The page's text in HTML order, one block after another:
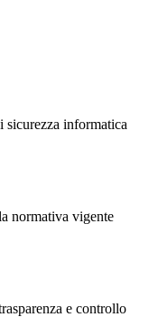
sicurezza informatica
normativa vigente
e controllo